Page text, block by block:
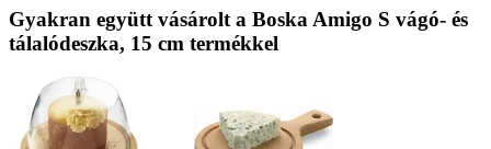
Gyakran együtt vásárolt a Boska Amigo S vágó- és
tálalódeszka, 15 cm termékkel